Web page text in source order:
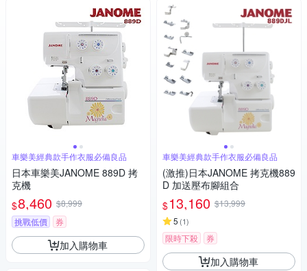
車樂美經典款手作衣服必備良品
日本車樂美JANOME 889D 拷
克機
$8,460 $8,999
挑戰低價
券
加入購物車
車樂美經典款手作衣服必備良品
(激推)日本JANOME 拷克機889
D 加送壓布腳組合
$13,160 $13,999
5 (1)
限時下殺 券
加入購物車